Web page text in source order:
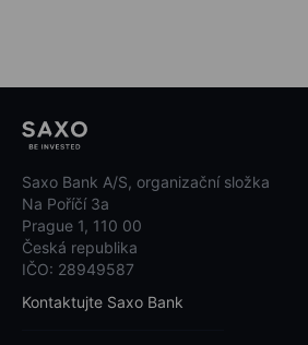
Saxo Bank A/S, organizační složka
Na Poříčí 3a
Prague 1, 110 00
Česká republika
IČO: 28949587
Kontaktujte Saxo Bank